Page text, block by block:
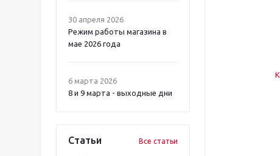
30 апреля 2026
Режим работы магазина в
мае 2026 года
6 марта 2026
8 и 9 марта - выходные дни
Статьи Все статьи